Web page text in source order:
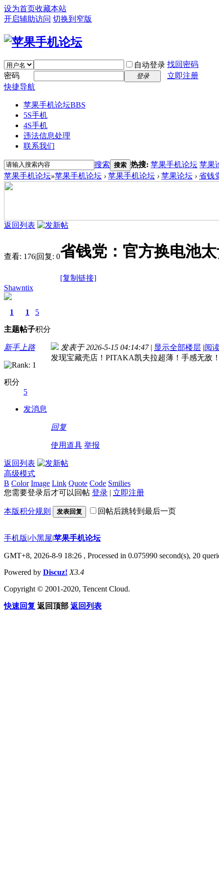
设为首页收藏本站
开启辅助访问 切换到窄版
自动登录 找回密码
密码
登录
立即注册
快捷导航
苹果手机论坛BBS
5S手机
4S手机
违法信息处理
联系我们
搜索 搜索 热搜: 苹果手机论坛 苹果
苹果手机论坛»苹果手机论坛 › 苹果手机论坛 › 苹果论坛 › 省钱
返回列表
查看: 176|回复: 0省钱党：官方换电池
[复制链接]
Shawntix
1
主题
1
帖子
5
积分
新手上路
积分
5
发消息
发表于 2026-5-15 04:14:47 | 显示全部楼层 |阅
发现宝藏壳店！PITAKA凯夫拉超薄！手感无敌
回复
使用道具 举报
返回列表
高级模式
B Color Image Link Quote Code Smilies
您需要登录后才可以回帖 登录 | 立即注册
本版积分规则 发表回复 回帖后跳转到最后一页
手机版|小黑屋|苹果手机论坛
GMT+8, 2026-8-9 18:26 , Processed in 0.075990 second(s), 20
Powered by Discuz! X3.4
Copyright © 2001-2020, Tencent Cloud.
快速回复 返回顶部 返回列表